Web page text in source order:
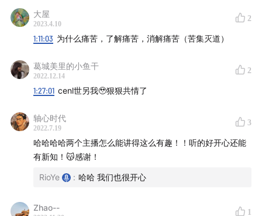
28:50 【多巴胺的座右铭：我想要更多】
31:13 【从激情之爱到陪伴之爱：Here and now】
38:50 性高潮是完全由生理驱动的吗？
【多巴胺的两个回路：欲望回路和控制回路】
大屋
2023.4.10
2
1:11:03 为什么痛苦，了解痛苦，消解痛苦（苦集灭道）
葛城美里的小鱼干
2022.12.14
2
1:27:01 cenl世另我🥹狠狠共情了
轴心时代
2022.7.19
3
哈哈哈哈两个主播怎么能讲得这么有趣！！听的好开心还能
有新知！😽感谢！
RioYe : 哈哈 我们也很开心
Zhao-- 1